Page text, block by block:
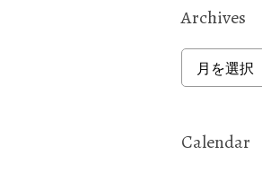
Archives
Archives
Calendar